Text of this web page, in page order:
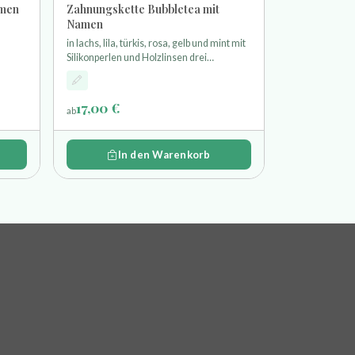
Zahnungskette Bubbletea mit
Namen
in lachs, lila, türkis, rosa, gelb und mint mit
Silikonperlen und Holzlinsen drei
Hexagonperlen und einem Eis aus Silikon
ab17,00 €
In den Warenkorb